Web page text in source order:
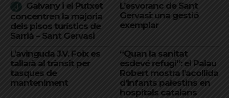
Galvany i el Putxet
concentren la majoria
dels pisos turístics de
Sarrià – Sant Gervasi
L’esvoranc de Sant
Gervasi: una gestió
exemplar
L’avinguda J.V. Foix es
tallarà al trànsit per
tasques de
manteniment
“Quan la sanitat
esdevé refugi”: el Palau
Robert mostra l’acollida
d’infants palestins en
hospitals catalans